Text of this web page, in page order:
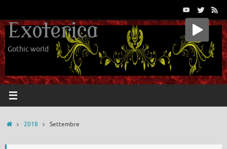
contenuto
Exoterica
Gothic world
Home2018 Settembre